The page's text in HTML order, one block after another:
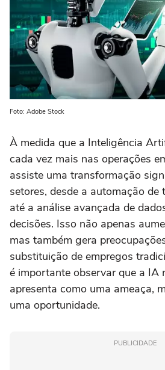
Foto: Adobe Stock
À medida que a Inteligência
cada vez mais nas operações
assiste uma transformação
setores, desde a automação de
até a análise avançada de
decisões. Isso não apenas
mas também gera
substituição de empregos
é importante observar que a IA
apresenta como uma ameaça,
uma oportunidade.
PUBLICIDADE